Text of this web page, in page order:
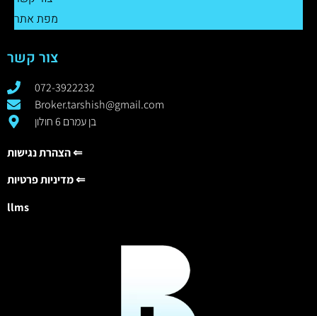
מפת אתר
צור קשר
072-3922232
Broker.tarshish@gmail.com
בן עמרם 6 חולון
הצהרת נגישות ⇐
מדיניות פרטיות ⇐
llms